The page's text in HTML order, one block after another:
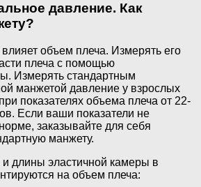
давление. Как
объем плеча. Измерять его
плеча с помощью
Измерять стандартным
манжетой давление у взрослых
показателях объема плеча от 22-
Если ваши показатели не
заказывайте для себя
манжету.
длины эластичной камеры в
на объем плеча: